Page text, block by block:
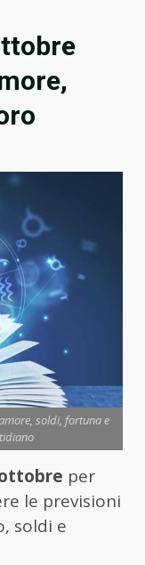
soldi, fortuna e
ottobre per
le previsioni
soldi e